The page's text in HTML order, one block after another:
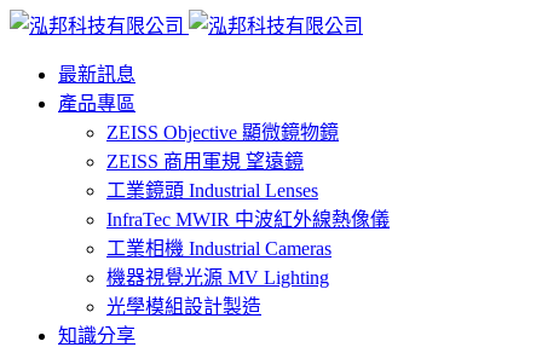
最新訊息
產品專區
ZEISS Objective 顯微鏡物鏡
ZEISS 商用軍規 望遠鏡
工業鏡頭 Industrial Lenses
InfraTec MWIR 中波紅外線熱像儀
工業相機 Industrial Cameras
機器視覺光源 MV Lighting
光學模組設計製造
知識分享